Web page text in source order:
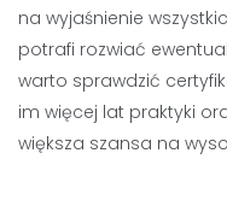
na wyjaśnienie
potrafi rozwiać
warto sprawdzić
im więcej lat praktyki
większa szansa na